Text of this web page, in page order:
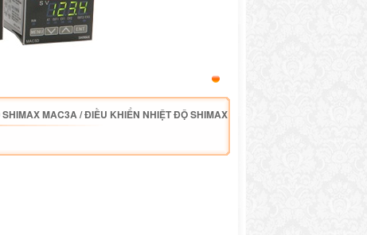
MAC3A/ĐIỀU KHIỂN NHIỆT ĐỘ SHIMAX